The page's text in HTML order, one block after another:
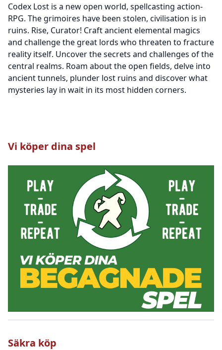
Codex Lost is a new open world, spellcasting action-
RPG. The grimoires have been stolen, civilisation is in
ruins. Rise, Curator! Craft ancient elemental magics
and challenge the great lords who threaten to fracture
reality itself. Uncover the secrets and challenges of the
central realms. Roam about the open fields, delve into
ancient tunnels, plunder lost ruins and discover what
mysteries lay in wait in its most hidden corners.
Vi köper dina spel
Säkra köp